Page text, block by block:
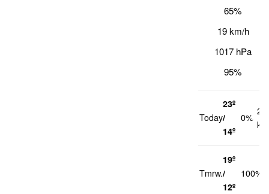
65%
19 km/h
1017 hPa
95%
Today
23º
/
14º
0%
22
Tmrw.
19º
/
12º
100%